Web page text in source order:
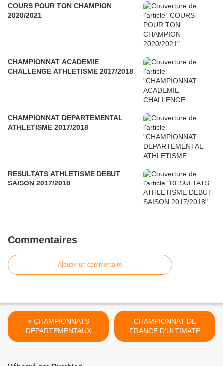
COURS POUR TON CHAMPION
2020/2021
CHAMPIONNAT ACADEMIE
CHALLENGE ATHLETISME 2017/2018
CHAMPIONNAT DEPARTEMENTAL
ATHLETISME 2017/2018
RESULTATS ATHLETISME DEBUT
SAISON 2017/2018
Commentaires
Ajouter un commentaire
< CHAMPIONNATS
DEPARTEMENTAUX
D'ATHLETISME OUTDOOR
CHAMPIONNAT DE
FRANCE D'ULTIMATE
2013/2014 >